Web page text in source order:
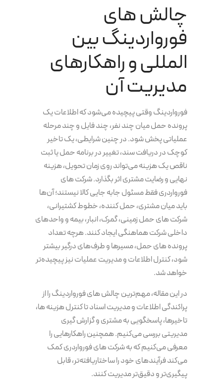
چالش های
فورواردینگ بین
المللی و راهکارهای
مدیریت آن
فورواردینگ وقتی پیچیده می‌شود که اطلاعات یک
پرونده حمل میان چند نفر، چند فایل و چند مرحله
عملیاتی پخش شود. در چنین شرایطی، یک تاخیر
کوچک در دریافت سند، تغییر در برنامه حمل یا ثبت
ناقص یک هزینه می‌تواند روی زمان تحویل، هزینه
نهایی و رضایت مشتری اثر بگذارد. شرکت های
فورواردری فقط مسئول جابه جایی کالا نیستند؛ آن‌ها
باید میان مشتری، حمل کننده، خطوط کشتیرانی،
شرکت های حمل زمینی، گمرک، انبار، بیمه و واحدهای
داخلی شرکت هماهنگی ایجاد کنند. هرچه تعداد
پرونده های حمل، مسیرها و طرف‌های درگیر بیشتر
شود، کنترل اطلاعات و مدیریت عملیات نیز پیچیده‌تر
خواهد شد.
در این مقاله، مهم‌ترین چالش های فورواردینگ را از
پراکندگی اطلاعات و مدیریت اسناد تا کنترل هزینه ها،
تاخیرها، پاسخگویی به مشتری و گزارش گیری
مدیریتی بررسی می‌کنیم. همچنین راهکارهایی را
معرفی می‌کنیم که به شرکت های فورواردری کمک
می‌کند فرآیندهای خود را ساختاریافته‌تر، قابل
پیگیری‌تر و دقیق‌تر مدیریت کنند.